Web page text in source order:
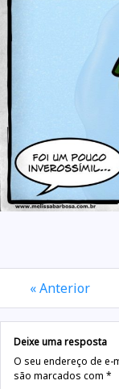
« Anterior
Deixe uma resposta
O seu endereço de e-
são marcados com *